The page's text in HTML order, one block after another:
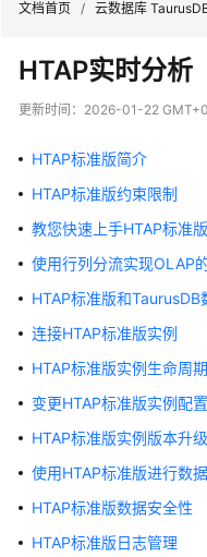
新
态
服
公
告
产
品
绍
计
说
文档首页 / 云数据库
HTAP实时分析
更新时间： 2026-01-22
HTAP标准版简介
HTAP标准版约束限制
教您快速上手HTAP标准版
使用行列分流实现OLAP
HTAP标准版和TaurusDB
连接HTAP标准版实例
HTAP标准版实例生命周
变更HTAP标准版实例配置
HTAP标准版实例版本升级
使用HTAP标准版进行数
HTAP标准版数据安全性
HTAP标准版日志管理